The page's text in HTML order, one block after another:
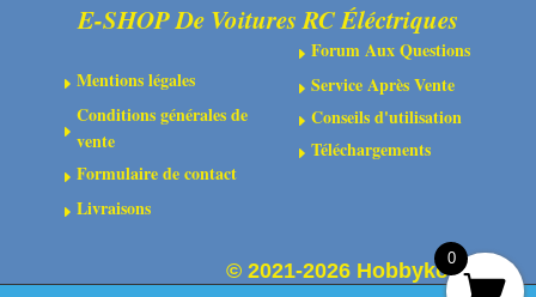
E-SHOP De Voitures RC Éléctriques
EMentions légales
E
Conditions générales de
vente
EFormulaire de contact
ELivraisons
E Forum Aux Questions
E Service Après Vente
E Conseils d'utilisation
E Téléchargements
© 2021-2026 Hobbykoo
0